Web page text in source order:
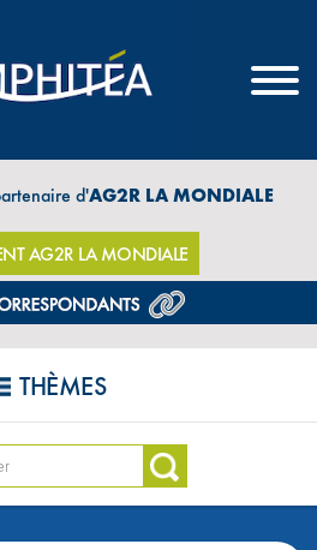
d'AG2R LA MONDIALE
AG2R LA MONDIALE
THÈMES